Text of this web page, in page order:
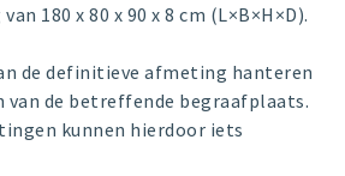
180 x 80 x 90 x 8 cm (L×B×H×D).
de definitieve afmeting hanteren
de betreffende begraafplaats.
kunnen hierdoor iets